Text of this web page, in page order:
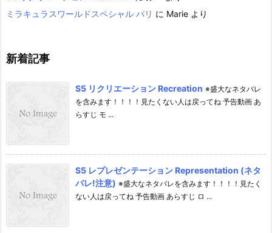
ミラキュラスワールドスペシャル パリ に Marie より
新着記事
S5 リクリエーション Recreation ※盛大なネタバレ
を含みます！！！！見たくない人は戻ってね 予告動画 あ
らすじ モ ...
S5 レプレゼンテーション Representation (ネタ
バレ!注意) ※盛大なネタバレを含みます！！！！見たく
ない人は戻ってね 予告動画 あらすじ ロ ...